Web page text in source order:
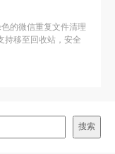
的微信重复文件清理
持移至回收站，安全
搜索